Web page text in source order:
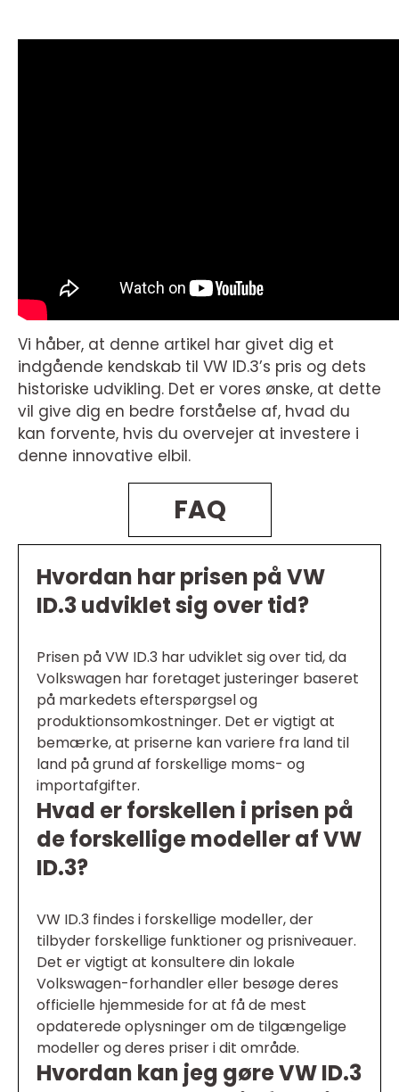
Vi håber, at denne artikel har givet dig et
indgående kendskab til VW ID.3’s pris og dets
historiske udvikling. Det er vores ønske, at dette
vil give dig en bedre forståelse af, hvad du
kan forvente, hvis du overvejer at investere i
denne innovative elbil.
FAQ
Hvordan har prisen på VW
ID.3 udviklet sig over tid?
Prisen på VW ID.3 har udviklet sig over tid, da
Volkswagen har foretaget justeringer baseret
på markedets efterspørgsel og
produktionsomkostninger. Det er vigtigt at
bemærke, at priserne kan variere fra land til
land på grund af forskellige moms- og
importafgifter.
Hvad er forskellen i prisen på
de forskellige modeller af VW
ID.3?
VW ID.3 findes i forskellige modeller, der
tilbyder forskellige funktioner og prisniveauer.
Det er vigtigt at konsultere din lokale
Volkswagen-forhandler eller besøge deres
officielle hjemmeside for at få de mest
opdaterede oplysninger om de tilgængelige
modeller og deres priser i dit område.
Hvordan kan jeg gøre VW ID.3